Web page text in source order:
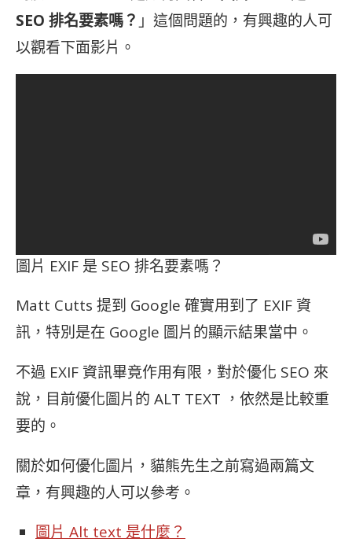
SEO 排名要素嗎？」這個問題的，有興趣的人可
以觀看下面影片。
圖片 EXIF 是 SEO 排名要素嗎？
Matt Cutts 提到 Google 確實用到了 EXIF 資
訊，特別是在 Google 圖片的顯示結果當中。
不過 EXIF 資訊畢竟作用有限，對於優化 SEO 來
說，目前優化圖片的 ALT TEXT ，依然是比較重
要的。
關於如何優化圖片，貓熊先生之前寫過兩篇文
章，有興趣的人可以參考。
圖片 Alt text 是什麼？